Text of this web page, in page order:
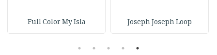
Joseph Joseph Loop
Full Color My Isla
1
2
3
4
5